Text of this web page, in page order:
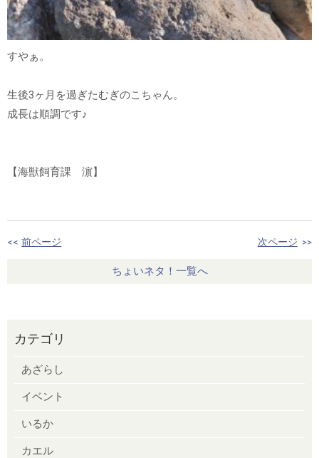
すやぁ。
生後3ヶ月を過ぎたむぎのこちゃん。
成長は順調です♪
【海獣飼育課 濵】
<< 前ページ 次ページ >>
ちょいネタ！一覧へ
カテゴリ
あざらし
イベント
いるか
カエル